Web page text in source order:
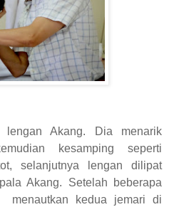
lengan Akang. Dia menarik
kesamping seperti
selanjutnya lengan dilipat
Akang. Setelah beberapa
menautkan kedua jemari di